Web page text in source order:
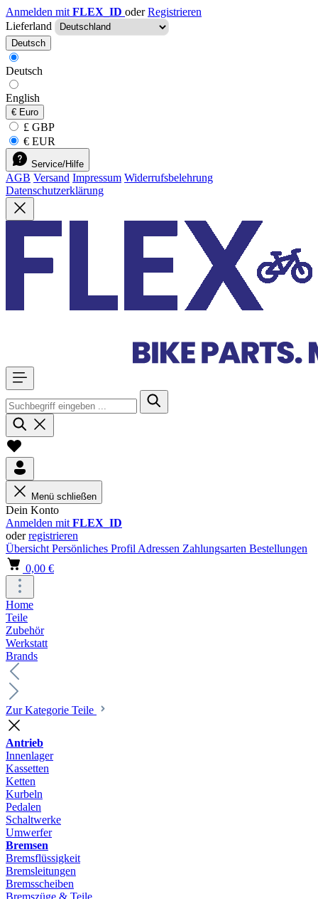
Anmelden mit FLEX_ID oder Registrieren
Lieferland
Deutsch
Deutsch
English
€ Euro
£ GBP
€ EUR
Service/Hilfe
AGB Versand Impressum Widerrufsbelehrung
Datenschutzerklärung
Menü schließen
Dein Konto
Anmelden mit FLEX_ID
oderregistrieren
Übersicht Persönliches Profil Adressen Zahlungsarten Bestellungen
0,00 €
Home
Teile
Zubehör
Werkstatt
Brands
Zur Kategorie Teile
Antrieb
Innenlager
Kassetten
Ketten
Kurbeln
Pedalen
Schaltwerke
Umwerfer
Bremsen
Bremsflüssigkeit
Bremsleitungen
Bremsscheiben
Bremszüge & Teile